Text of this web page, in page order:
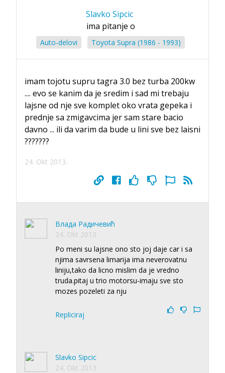
Slavko Sipcic
ima pitanje o
Auto-delovi Toyota Supra (1986 - 1993)
imam tojotu supru tagra 3.0 bez turba 200kw
.... evo se kanim da je sredim i sad mi trebaju
lajsne od nje sve komplet oko vrata gepeka i
prednje sa zmigavcima jer sam stare bacio
davno ... ili da varim da bude u lini sve bez laisni
???????
24. Okt 2013.
Влада Радичевић
24. Okt 2013.
Po meni su lajsne ono sto joj daje car i sa
njima savrsena limarija ima neverovatnu
liniju,tako da licno mislim da je vredno
truda.pitaj u trio motorsu-imaju sve sto
mozes pozeleti za nju
Repliciraj
Slavko Sipcic
24. Okt 2013.